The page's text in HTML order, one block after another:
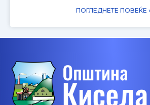
ПОГЛЕДНЕТЕ ПОВЕЌЕ